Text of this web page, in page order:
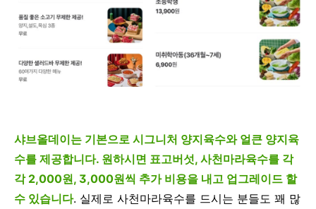
샤브올데이는 기본으로 시그니처 양지육수와 얼큰 양지육
수를 제공합니다. 원하시면 표고버섯, 사천마라육수를 각
각 2,000원, 3,000원씩 추가 비용을 내고 업그레이드 할
수 있습니다. 실제로 사천마라육수를 드시는 분들도 꽤 많